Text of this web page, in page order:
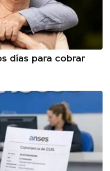
días para cobrar